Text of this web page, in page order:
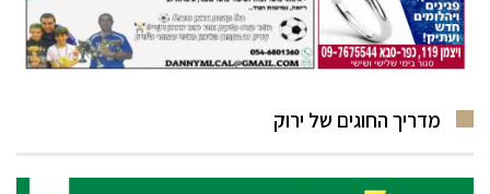
מדריך החוגים של ירוק